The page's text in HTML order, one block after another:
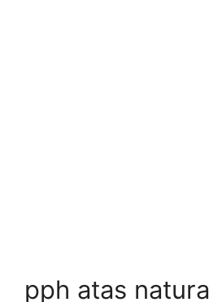
pph atas natura